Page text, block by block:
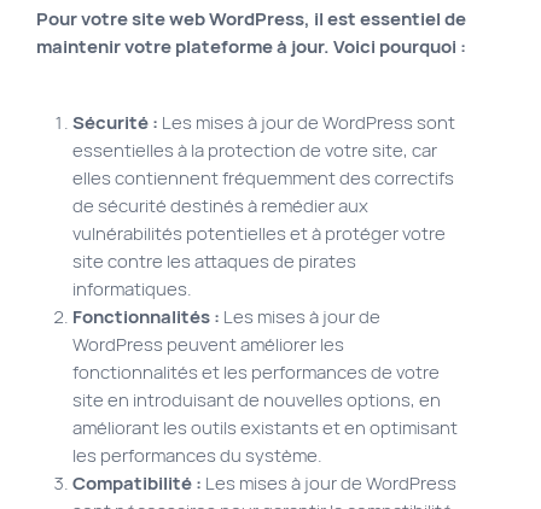
Site Web municipal
VortexLab
514 278-7575
Pour votre site web WordPress, il est essentiel de
maintenir votre plateforme à jour. Voici pourquoi :
Sécurité : Les mises à jour de WordPress sont
essentielles à la protection de votre site, car
elles contiennent fréquemment des correctifs
de sécurité destinés à remédier aux
vulnérabilités potentielles et à protéger votre
site contre les attaques de pirates
informatiques.
Fonctionnalités : Les mises à jour de
WordPress peuvent améliorer les
fonctionnalités et les performances de votre
site en introduisant de nouvelles options, en
améliorant les outils existants et en optimisant
les performances du système.
Compatibilité : Les mises à jour de WordPress